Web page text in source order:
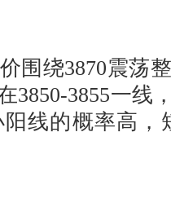
绕3870震荡
3850-3855一线
线的概率高，